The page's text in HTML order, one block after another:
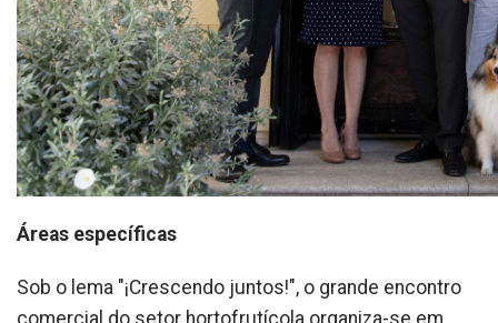
Áreas específicas
Sob o lema "¡Crescendo juntos!", o grande encontro
comercial do setor hortofrutícola organiza-se em